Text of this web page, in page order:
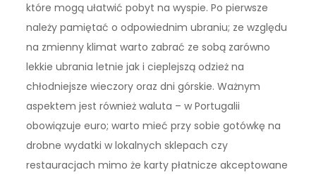
które mogą ułatwić pobyt na wyspie. Po pierwsze
należy pamiętać o odpowiednim ubraniu; ze względu
na zmienny klimat warto zabrać ze sobą zarówno
lekkie ubrania letnie jak i cieplejszą odzież na
chłodniejsze wieczory oraz dni górskie. Ważnym
aspektem jest również waluta – w Portugalii
obowiązuje euro; warto mieć przy sobie gotówkę na
drobne wydatki w lokalnych sklepach czy
restauracjach mimo że karty płatnicze akceptowane